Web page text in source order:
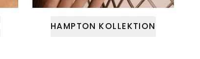
HAMPTON KOLLEKTION